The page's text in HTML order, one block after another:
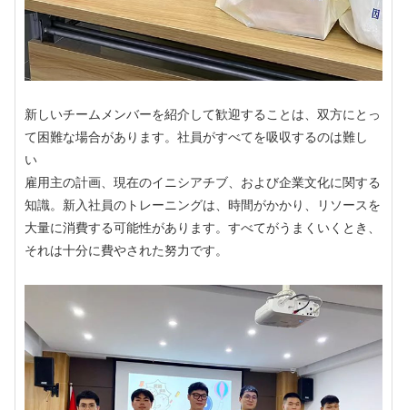
新しいチームメンバーを紹介して歓迎することは、双方にとっ
て困難な場合があります。社員がすべてを吸収するのは難し
い
雇用主の計画、現在のイニシアチブ、および企業文化に関する
知識。新入社員のトレーニングは、時間がかかり、リソースを
大量に消費する可能性があります。すべてがうまくいくとき、
それは十分に費やされた努力です。